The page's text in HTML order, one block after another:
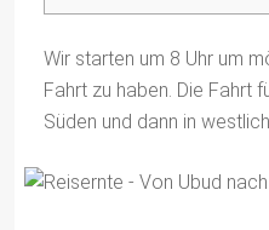
Wir starten um 8 Uhr um
Fahrt zu haben. Die Fahrt
Süden und dann in